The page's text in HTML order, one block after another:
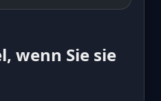
wenn Sie sie